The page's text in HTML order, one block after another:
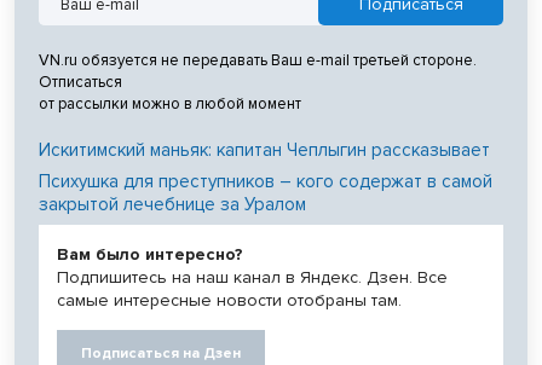
VN.ru обязуется не передавать Ваш e-mail третьей стороне.
Отписаться
от рассылки можно в любой момент
Искитимский маньяк: капитан Чеплыгин рассказывает
Психушка для преступников – кого содержат в самой
закрытой лечебнице за Уралом
Вам было интересно?
Подпишитесь на наш канал в Яндекс. Дзен. Все
самые интересные новости отобраны там.
Подписаться на Дзен